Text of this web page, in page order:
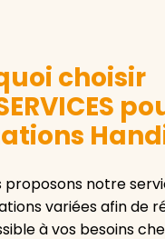
choisir
proposons notre
variées afin de
à vos besoins